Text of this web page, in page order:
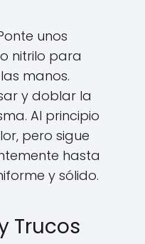
unos
nitrilo para
manos.
y doblar la
Al principio
pero sigue
hasta
y sólido.
Trucos